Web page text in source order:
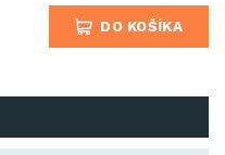
DO KOŠÍKA